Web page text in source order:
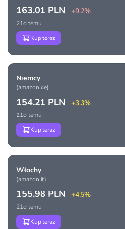
163.01 PLN +9.2%
21d temu
Kup teraz
Niemcy
(amazon.de)
154.21 PLN +3.3%
21d temu
Kup teraz
Włochy
(amazon.it)
155.98 PLN +4.5%
21d temu
Kup teraz